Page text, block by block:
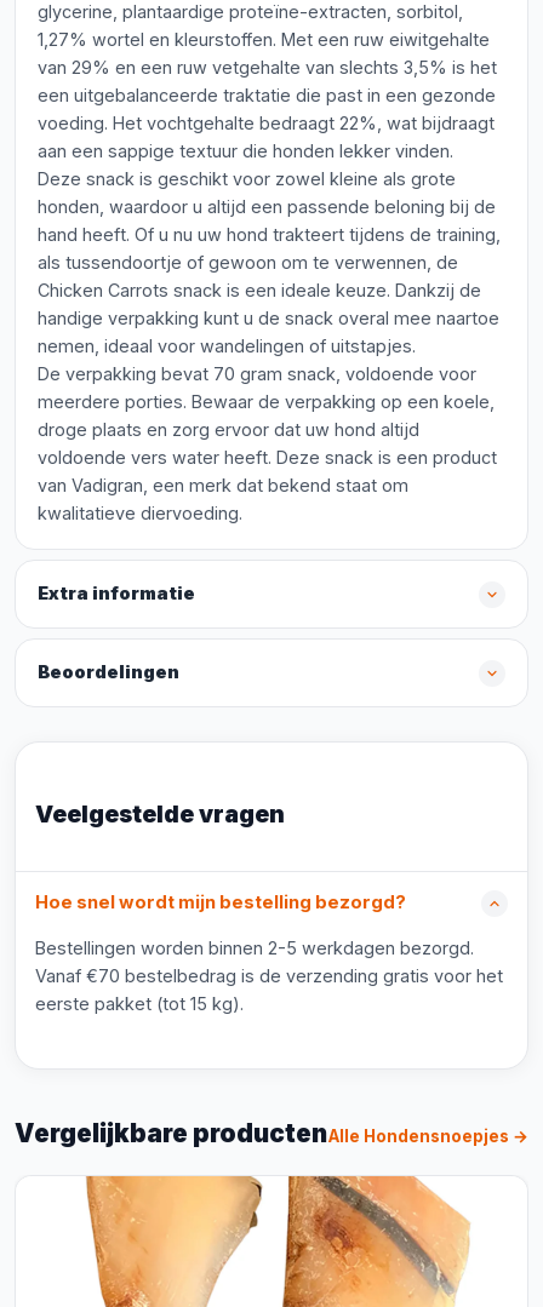
glycerine, plantaardige proteïne-extracten, sorbitol,
1,27% wortel en kleurstoffen. Met een ruw eiwitgehalte
van 29% en een ruw vetgehalte van slechts 3,5% is het
een uitgebalanceerde traktatie die past in een gezonde
voeding. Het vochtgehalte bedraagt 22%, wat bijdraagt
aan een sappige textuur die honden lekker vinden.
Deze snack is geschikt voor zowel kleine als grote
honden, waardoor u altijd een passende beloning bij de
hand heeft. Of u nu uw hond trakteert tijdens de training,
als tussendoortje of gewoon om te verwennen, de
Chicken Carrots snack is een ideale keuze. Dankzij de
handige verpakking kunt u de snack overal mee naartoe
nemen, ideaal voor wandelingen of uitstapjes.
De verpakking bevat 70 gram snack, voldoende voor
meerdere porties. Bewaar de verpakking op een koele,
droge plaats en zorg ervoor dat uw hond altijd
voldoende vers water heeft. Deze snack is een product
van Vadigran, een merk dat bekend staat om
kwalitatieve diervoeding.
Extra informatie
Beoordelingen
Veelgestelde vragen
Hoe snel wordt mijn bestelling bezorgd?
Bestellingen worden binnen 2-5 werkdagen bezorgd.
Vanaf €70 bestelbedrag is de verzending gratis voor het
eerste pakket (tot 15 kg).
Vergelijkbare productenAlle Hondensnoepjes →